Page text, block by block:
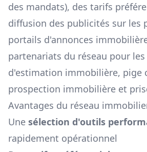
des mandats), des tarifs
diffusion des publicités sur les
portails d'annonces
partenariats du réseau pour
d'estimation immobilière, pige
prospection immobilière et
Avantages du réseau
Une sélection d'outils
rapidement opérationnel